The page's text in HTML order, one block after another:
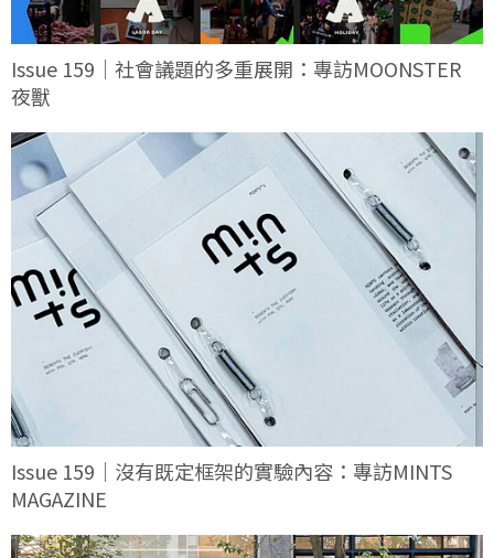
Issue 159｜社會議題的多重展開：專訪MOONSTER
夜獸
Issue 159｜沒有既定框架的實驗內容：專訪MINTS
MAGAZINE